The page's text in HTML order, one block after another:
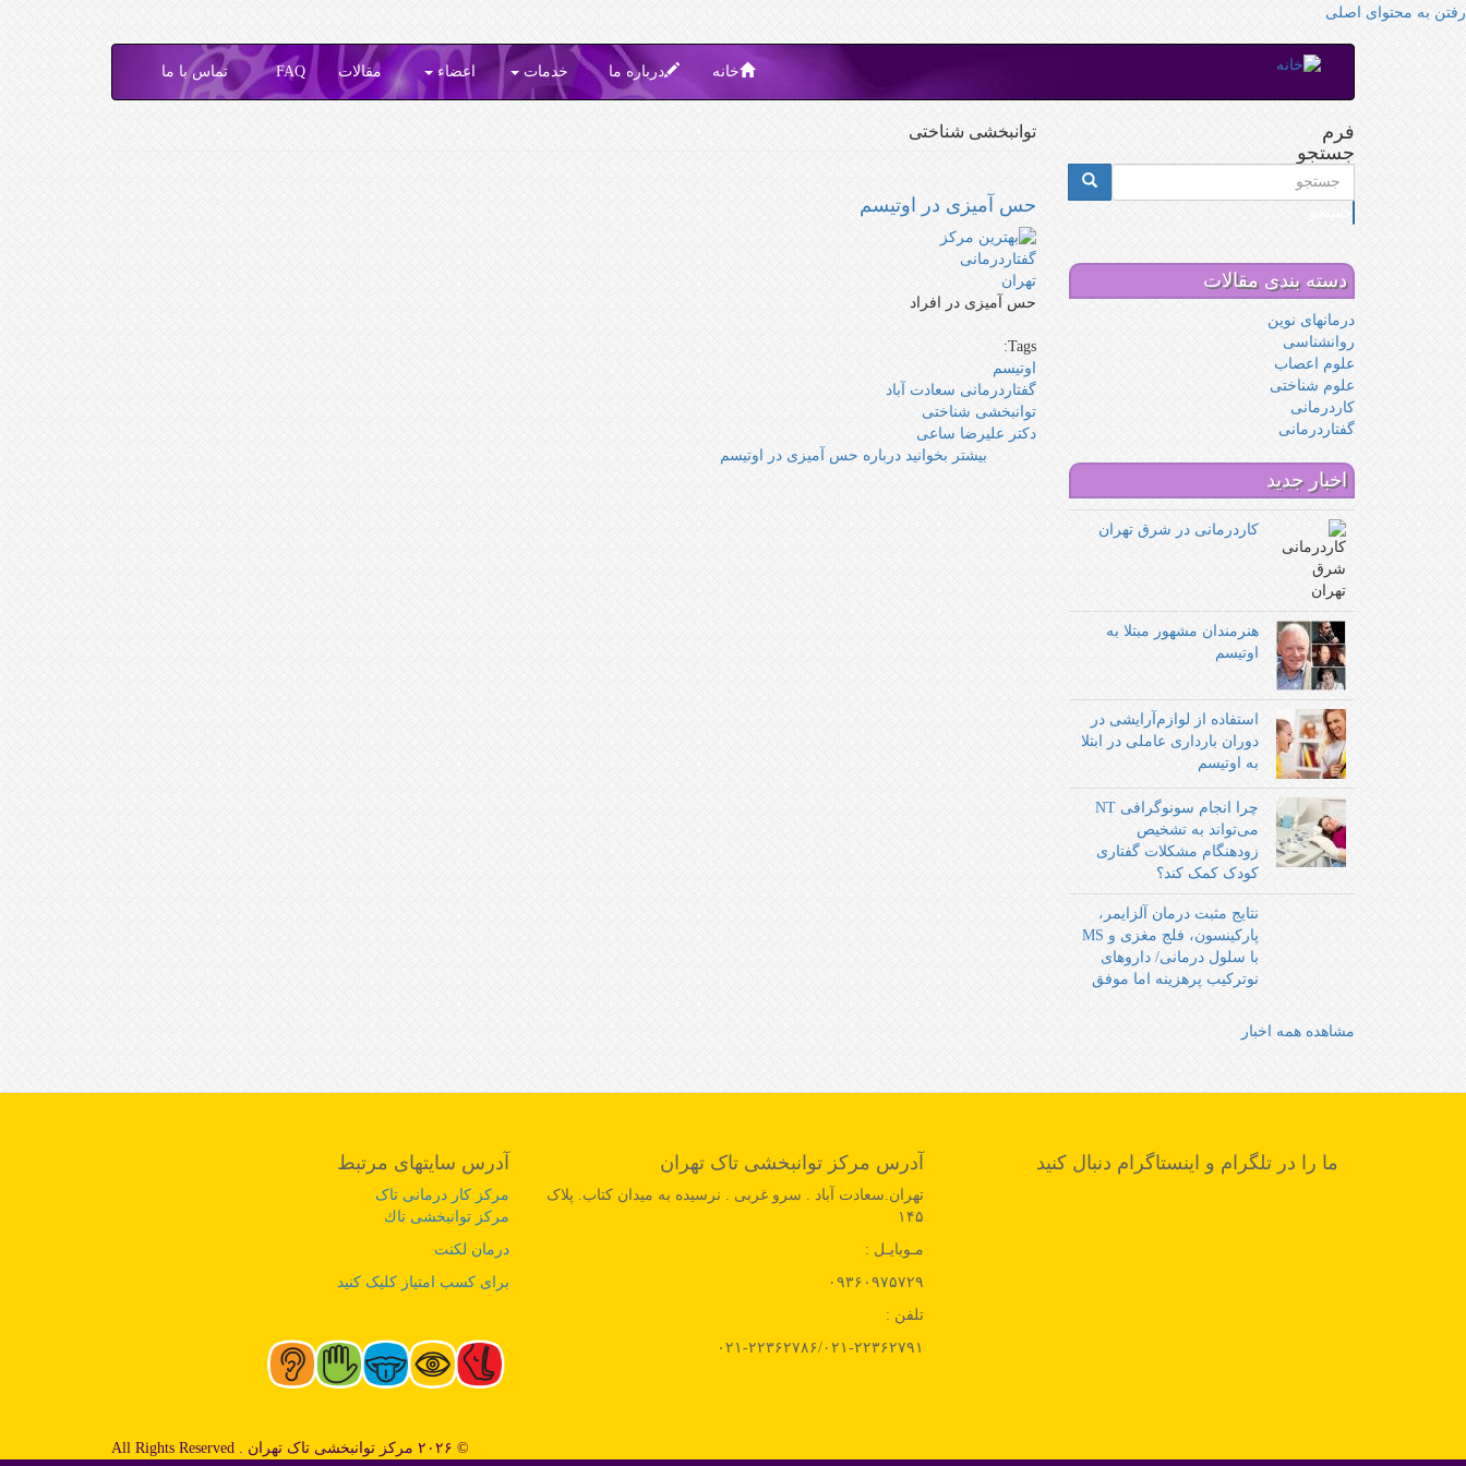
رفتن به محتوای اصلی
تماس با ما FAQ مقالات اعضاء خدمات درباره ما خانه
توانبخشی شناختی
حس آمیزی در اوتیسم
حس آمیزی در افراد
Tags:
اوتیسم
گفتاردرمانی سعادت آباد
توانبخشی شناختی
دکتر علیرضا ساعی
بیشتر بخوانید درباره حس آمیزی در اوتیسم
فرم
جستجو
دسته بندی مقالات
درمانهای نوین
روانشناسی
علوم اعصاب
علوم شناختی
کاردرمانی
گفتاردرمانی
اخبار جدید
کاردرمانی در شرق تهران
هنرمندان مشهور مبتلا به
اوتیسم
استفاده از لوازم‌آرایشی در
دوران بارداری عاملی در ابتلا
به اوتیسم
چرا انجام سونوگرافی NT
می‌تواند به تشخیص
زودهنگام مشکلات گفتاری
کودک کمک کند؟
نتایج مثبت درمان آلزایمر،
پارکینسون، فلج مغزی و MS
با سلول درمانی/ داروهای
نوترکیب پرهزینه اما موفق‌‌
مشاهده همه اخبار
آدرس سایتهای مرتبط
مرکز کار درمانی تاک
مرکز توانبخشی تاك
درمان لکنت
برای کسب امتیاز کلیک کنید
آدرس مرکز توانبخشی تاک تهران
تهران.سعادت آباد . سرو غربی . نرسیده به میدان کتاب. پلاک
۱۴۵
مـوبایـل :
۰۹۳۶۰۹۷۵۷۲۹
تلفن :
۰۲۱-۲۲۳۶۲۷۸۶/۰۲۱-۲۲۳۶۲۷۹۱
ما را در تلگرام و اینستاگرام دنبال کنید
© ۲۰۲۶ مرکز توانبخشی تاک تهران . All Rights Reserved